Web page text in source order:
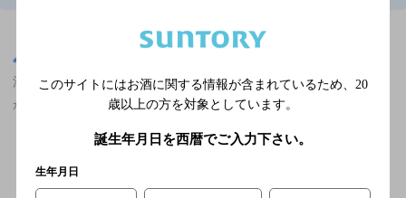
渋谷駅(東京都)周辺500m,ダイニングバー,ザ・プレミアム・モルツ
が飲める,女性に人気,クーポンありのお店
このサイトにはお酒に関する情報が含まれているため、 20
歳以上の方を対象としています。
誕生年月日を西暦でご入力下さい。
生年月日